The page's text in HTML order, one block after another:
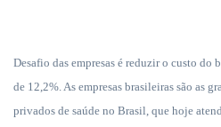
Desafio das empresas é reduzir o custo
de 12,2%. As empresas brasileiras são as
privados de saúde no Brasil, que hoje